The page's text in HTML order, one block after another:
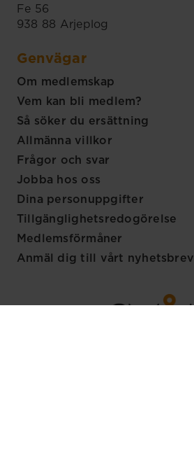
Fe 56
938 88 Arjeplog
Genvägar
Om medlemskap
Vem kan bli medlem?
Så söker du ersättning
Allmänna villkor
Frågor och svar
Jobba hos oss
Dina personuppgifter
Tillgänglighetsredogörelse
Medlemsförmåner
Anmäl dig till vårt nyhetsbrev